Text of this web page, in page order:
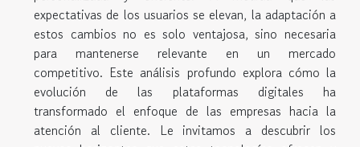
expectativas de los usuarios se elevan, la adaptación a
estos cambios no es solo ventajosa, sino necesaria
para mantenerse relevante en un mercado
competitivo. Este análisis profundo explora cómo la
evolución de las plataformas digitales ha
transformado el enfoque de las empresas hacia la
atención al cliente. Le invitamos a descubrir los